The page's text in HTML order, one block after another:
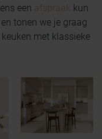
een afspraak kun
tonen we je graag
met klassieke